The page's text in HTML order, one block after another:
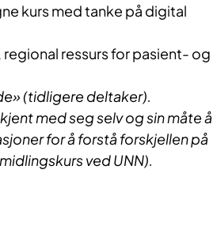
kurs med tanke på digital
ressurs for pasient- og
(tidligere deltaker).
med seg selv og sin måte å
for å forstå forskjellen på
ved UNN).